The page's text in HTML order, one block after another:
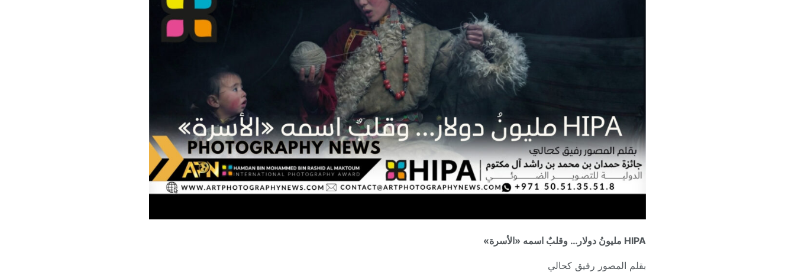
HIPA مليونُ دولار… وقلبٌ اسمه «الأسرة»
بقلم المصور رفيق كحالي